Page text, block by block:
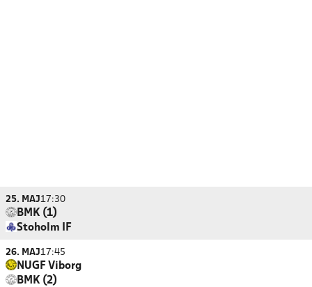
25. MAJ17:30
BMK (1)
Stoholm IF
26. MAJ17:45
NUGF Viborg
BMK (2)